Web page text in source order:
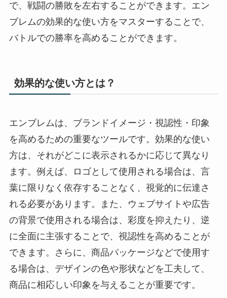
で、戦闘の勝敗を左右することができます。エン
ブレムの効果的な使い方をマスターすることで、
バトルでの勝率を高めることができます。
効果的な使い方とは？
エンブレムは、ブランドイメージ・視認性・印象
を高めるための重要なツールです。効果的な使い
方は、それがどこに表示されるかに応じて異なり
ます。例えば、ロゴとして使用される場合は、言
葉に限りなく依存することなく、視覚的に伝達さ
れる必要があります。また、ウェブサイトや広告
の背景で使用される場合は、彩度を抑えたり、逆
に全面に主張することで、視認性を高めることが
できます。さらに、商品パッケージなどで使用す
る場合は、デザインの色や形状などを工夫して、
商品に相応しい印象を与えることが重要です。